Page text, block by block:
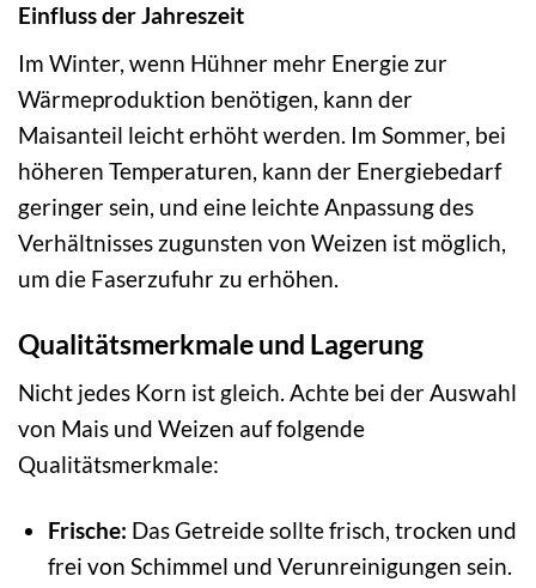
Einfluss der Jahreszeit
Im Winter, wenn Hühner mehr Energie zur
Wärmeproduktion benötigen, kann der
Maisanteil leicht erhöht werden. Im Sommer, bei
höheren Temperaturen, kann der Energiebedarf
geringer sein, und eine leichte Anpassung des
Verhältnisses zugunsten von Weizen ist möglich,
um die Faserzufuhr zu erhöhen.
Qualitätsmerkmale und Lagerung
Nicht jedes Korn ist gleich. Achte bei der Auswahl
von Mais und Weizen auf folgende
Qualitätsmerkmale:
Frische: Das Getreide sollte frisch, trocken und
frei von Schimmel und Verunreinigungen sein.